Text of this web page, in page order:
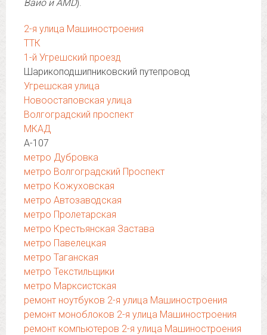
Ваио и AMD).
2-я улица Машиностроения
ТТК
1-й Угрешский проезд
Шарикоподшипниковский путепровод
Угрешская улица
Новоостаповская улица
Волгоградский проспект
МКАД
А-107
метро Дубровка
метро Волгоградский Проспект
метро Кожуховская
метро Автозаводская
метро Пролетарская
метро Крестьянская Застава
метро Павелецкая
метро Таганская
метро Текстильщики
метро Марксистская
ремонт ноутбуков 2-я улица Машиностроения
ремонт моноблоков 2-я улица Машиностроения
ремонт компьютеров 2-я улица Машиностроения